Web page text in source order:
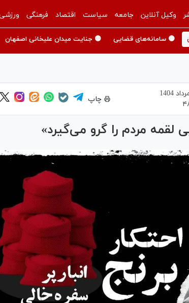
وکیل آنلاین جامعه سیاست اقتصاد فرهنگی
🟡 سامانه‌های قضایی 🟡 جنایت میدان علیخانی اصفهان
چاپ
لقمه مردم را گرو می‌گیرد»